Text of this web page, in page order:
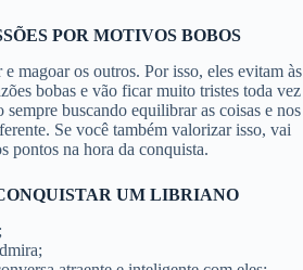
POR MOTIVOS BOBOS
magoar os outros. Por isso, eles evitam às
bobas e vão ficar muito tristes toda vez
sempre buscando equilibrar as coisas e nos
Se você também valorizar isso, vai
pontos na hora da conquista.
UM LIBRIANO